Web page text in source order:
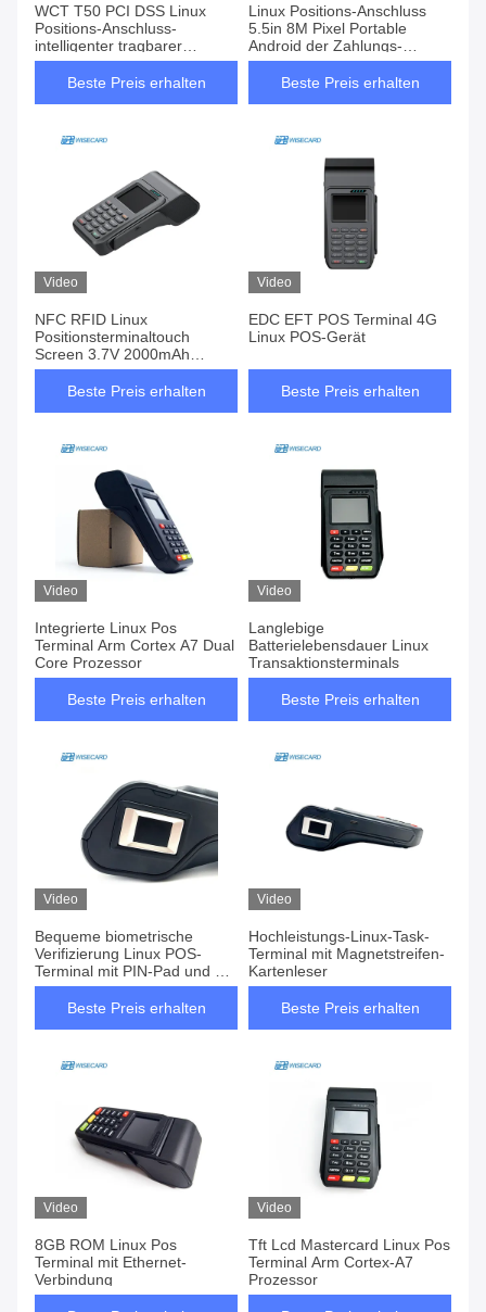
WCT T50 PCI DSS Linux
Positions-Anschluss-
intelligenter tragbarer
Handdrucker
Beste Preis erhalten
Linux Positions-Anschluss
5.5in 8M Pixel Portable
Android der Zahlungs-
5800mAh bewegliche
PositionBeste Preis erhalten
Video
NFC RFID Linux
Positionsterminaltouch
Screen 3.7V 2000mAh
Batterie
Beste Preis erhalten
Video
EDC EFT POS Terminal 4G
Linux POS-Gerät
Beste Preis erhalten
Video
Integrierte Linux Pos
Terminal Arm Cortex A7 Dual
Core Prozessor
Beste Preis erhalten
Video
Langlebige
Batterielebensdauer Linux
Transaktionsterminals
Beste Preis erhalten
Video
Bequeme biometrische
Verifizierung Linux POS-
Terminal mit PIN-Pad und Wi-
Fi-Verbindung
Beste Preis erhalten
Video
Hochleistungs-Linux-Task-
Terminal mit Magnetstreifen-
Kartenleser
Beste Preis erhalten
Video
8GB ROM Linux Pos
Terminal mit Ethernet-
Verbindung
Video
Tft Lcd Mastercard Linux Pos
Terminal Arm Cortex-A7
Prozessor